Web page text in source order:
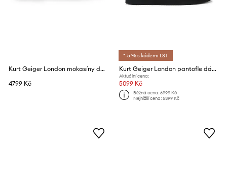
Kurt Geiger London mokasíny dámské kožené Pimlico Moccasin Black Leather
4799 Kč
*-5 % s kódem: LST
Kurt Geiger London pantofle dámské Orson Tutti Frutti
Aktuální cena:
5099 Kč
Běžná cena:6999 Kč
Nejnižší cena:5399 Kč